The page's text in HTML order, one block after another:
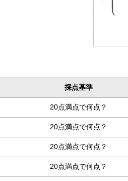
採点基準
20点満点で何点？
20点満点で何点？
20点満点で何点？
20点満点で何点？